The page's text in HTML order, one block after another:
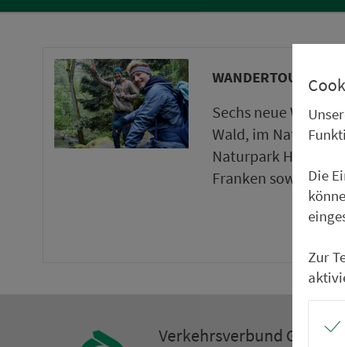
WANDERTOUREN
Sechs neue
Wald, im Naturpark
Naturpark
Franken sowie ein
Ver­kehrs­ver­bund
Die
Zur